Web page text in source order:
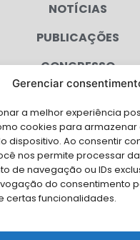
Gerenciar
a melhor experiência
cookies para
dispositivo. Ao consentir
nos permite processar
de navegação ou IDs
do consentimento
certas funcionalidades.
NOTÍCIAS
PUBLICAÇÕES
CONGRESSO
CAMPANHAS
SERVIÇOS
FILIADAS
FALE CONOSCO